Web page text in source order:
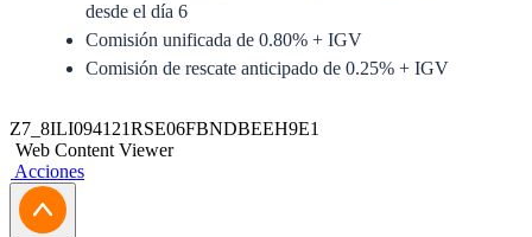
desde el día 6
Comisión unificada de 0.80% + IGV
Comisión de rescate anticipado de 0.25% + IGV
Prospecto Simplificado
Solicitud de Traspaso
Z7_8ILI094121RSE06FBNDBEEH9E1
Web Content Viewer
Acciones